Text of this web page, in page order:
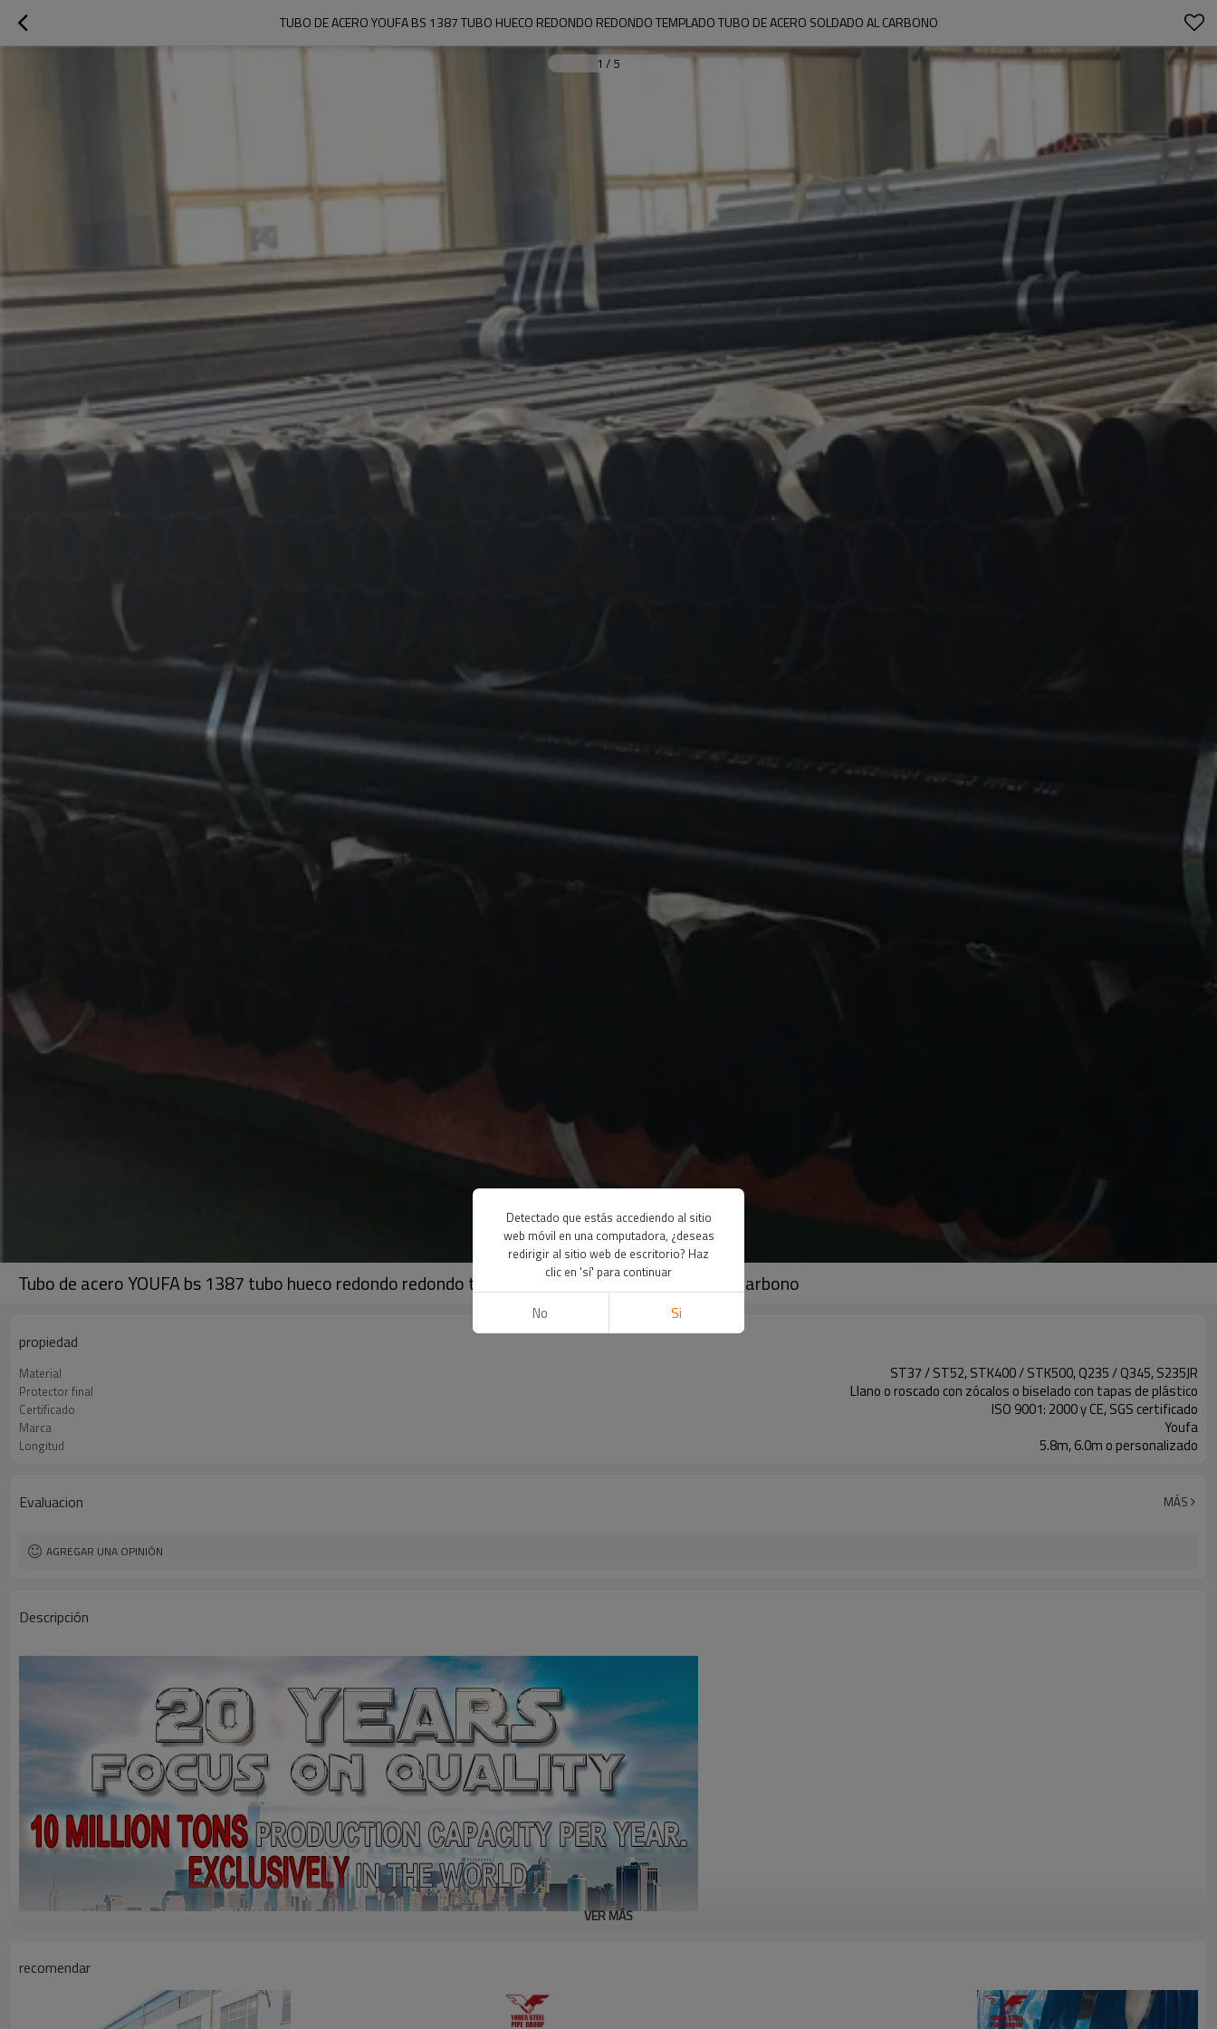
TUBO DE ACERO YOUFA BS 1387 TUBO HUECO REDONDO REDONDO TEMPLADO TUBO DE ACERO SOLDADO AL CARBONO
1 / 5
Tubo de acero YOUFA bs 1387 tubo hueco redondo redondo templado Tubo de acero soldado al carbono
propiedad
Material ST37 / ST52, STK400 / STK500, Q235 / Q345, S235JR
Protector final Llano o roscado con zócalos o biselado con tapas de plástico
Certificado ISO 9001: 2000 y CE, SGS certificado
Marca Youfa
Longitud 5.8m, 6.0m o personalizado
Evaluacion MÁS
AGREGAR UNA OPINIÓN
Descripción
VER MÁS
recomendar
Detectado que estás accediendo al sitio
web móvil en una computadora, ¿deseas
redirigir al sitio web de escritorio? Haz
clic en 'sí' para continuar
No Si